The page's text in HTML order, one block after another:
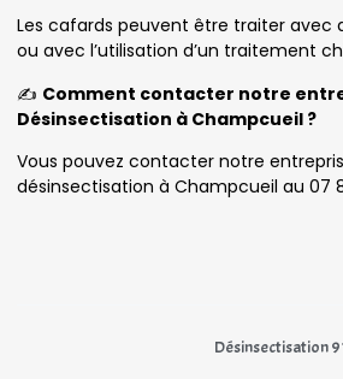
Les cafards peuvent être traiter avec
ou avec l’utilisation d’un traitement
✍️ Comment contacter notre
Désinsectisation à Champcueil ?
Vous pouvez contacter notre
désinsectisation à Champcueil au 07
Désinsectisation